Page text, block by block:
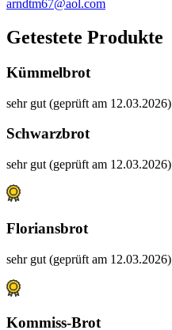
arndtm67@aol.com
Getestete Produkte
Kümmelbrot
sehr gut (geprüft am 12.03.2026)
Schwarzbrot
sehr gut (geprüft am 12.03.2026)
Floriansbrot
sehr gut (geprüft am 12.03.2026)
Kommiss-Brot